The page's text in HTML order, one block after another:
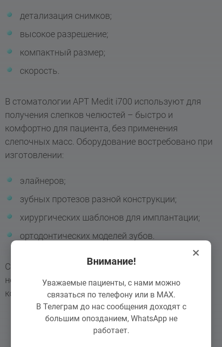
×
Внимание!
Уважаемые пациенты, с нами можно
связаться по телефону или в MAX.
В Телеграм до нас сообщения доходят с
большим опозданием, WhatsApp не
работает.
детализация снимков;
высокое разрешение;
компактный размер;
скорость.
В стоматологии АРТ Medit i700 используют для
получения слепков челюстей – быстро и
комфортно для пациента, без применения
слепочных масс. Оборудование востребовано при
изготовлении:
элайнеров;
зубных протезов разной конструкции;
хирургических шаблонов для имплантации;
ортодонтических моделей зубов.
Сканер удобен в работе, позволяет сделать даже
неприятные стоматологические процедуры
комфортными для пациента.